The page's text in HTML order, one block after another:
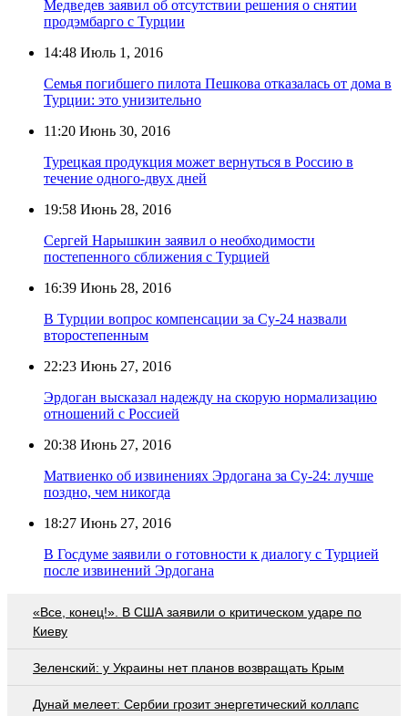
Медведев заявил об отсутствии решения о снятии
продэмбарго с Турции
14:48 Июль 1, 2016
Семья погибшего пилота Пешкова отказалась от дома в
Турции: это унизительно
11:20 Июнь 30, 2016
Турецкая продукция может вернуться в Россию в
течение одного-двух дней
19:58 Июнь 28, 2016
Сергей Нарышкин заявил о необходимости
постепенного сближения с Турцией
16:39 Июнь 28, 2016
В Турции вопрос компенсации за Су-24 назвали
второстепенным
22:23 Июнь 27, 2016
Эрдоган высказал надежду на скорую нормализацию
отношений с Россией
20:38 Июнь 27, 2016
Матвиенко об извинениях Эрдогана за Су-24: лучше
поздно, чем никогда
18:27 Июнь 27, 2016
В Госдуме заявили о готовности к диалогу с Турцией
после извинений Эрдогана
«Все, конец!». В США заявили о критическом ударе по
Киеву
Зеленский: у Украины нет планов возвращать Крым
Дунай мелеет: Сербии грозит энергетический коллапс